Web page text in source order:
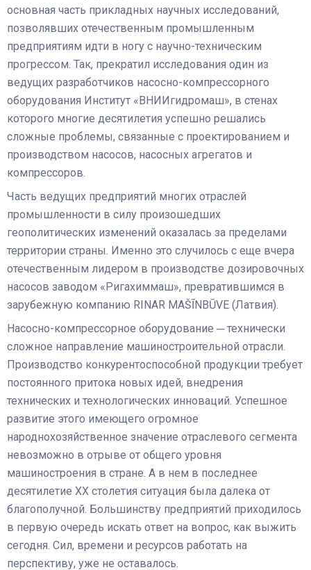
основная часть прикладных научных исследований,
позволявших отечественным промышленным
предприятиям идти в ногу с научно-техническим
прогрессом. Так, прекратил исследования один из
ведущих разработчиков насосно-компрессорного
оборудования Институт «ВНИИгидромаш», в стенах
которого многие десятилетия успешно решались
сложные проблемы, связанные с проектированием и
производством насосов, насосных агрегатов и
компрессоров.
Часть ведущих предприятий многих отраслей
промышленности в силу произошедших
геополитических изменений оказалась за пределами
территории страны. Именно это случилось с еще вчера
отечественным лидером в производстве дозировочных
насосов заводом «Ригахиммаш», превратившимся в
зарубежную компанию RINAR MAŠĪNBŪVE (Латвия).
Насосно-компрессорное оборудование ─ технически
сложное направление машиностроительной отрасли.
Производство конкурентоспособной продукции требует
постоянного притока новых идей, внедрения
технических и технологических инноваций. Успешное
развитие этого имеющего огромное
народнохозяйственное значение отраслевого сегмента
невозможно в отрыве от общего уровня
машиностроения в стране. А в нем в последнее
десятилетие XX столетия ситуация была далека от
благополучной. Большинству предприятий приходилось
в первую очередь искать ответ на вопрос, как выжить
сегодня. Сил, времени и ресурсов работать на
перспективу, уже не оставалось.